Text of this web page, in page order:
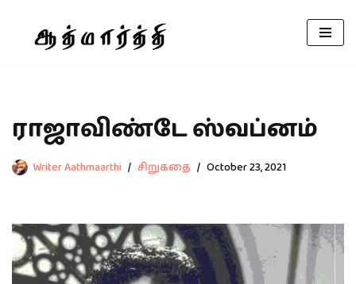
ராஜாவிண்டே ஸ்வப்னம்
Writer Aathmaarthi சிறுகதை October 23, 2021